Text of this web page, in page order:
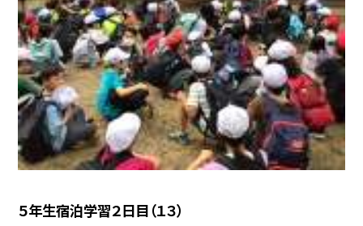
５年生宿泊学習２日目（１３）